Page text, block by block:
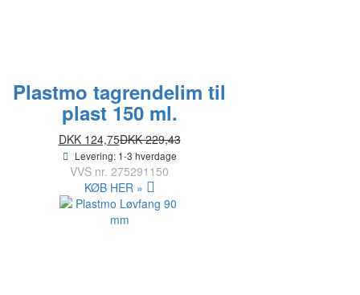
Plastmo tagrendelim til
plast 150 ml.
DKK 124,75DKK 229,43
Levering: 1-3 hverdage
VVS nr. 275291150
KØB HER »